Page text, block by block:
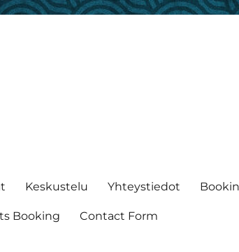
Keskustelu Yhteystiedot
Booking Contact Form